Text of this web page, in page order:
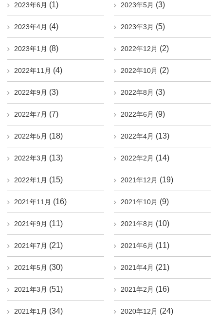
2023年6月 (1) 2023年5月 (3)
2023年4月 (4) 2023年3月 (5)
2023年1月 (8) 2022年12月 (2)
2022年11月 (4) 2022年10月 (2)
2022年9月 (3) 2022年8月 (3)
2022年7月 (7) 2022年6月 (9)
2022年5月 (18) 2022年4月 (13)
2022年3月 (13) 2022年2月 (14)
2022年1月 (15) 2021年12月 (19)
2021年11月 (16) 2021年10月 (9)
2021年9月 (11) 2021年8月 (10)
2021年7月 (21) 2021年6月 (11)
2021年5月 (30) 2021年4月 (21)
2021年3月 (51) 2021年2月 (16)
2021年1月 (34) 2020年12月 (24)